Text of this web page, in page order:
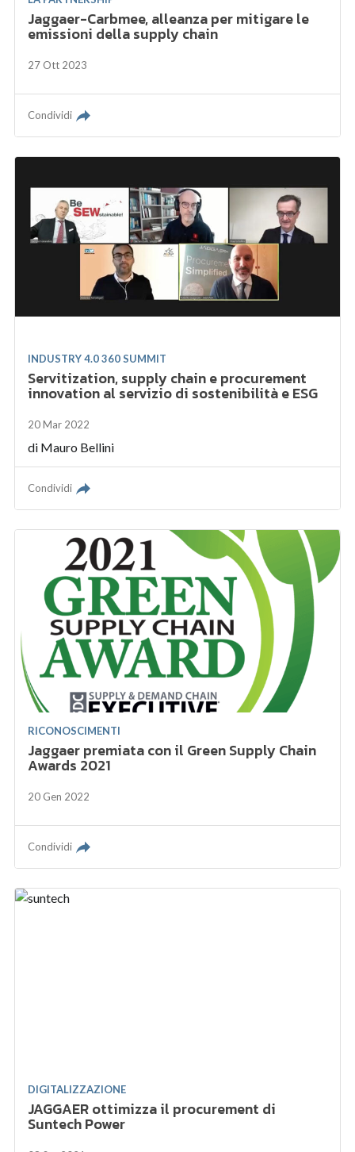
Jaggaer-Carbmee, alleanza per mitigare le
emissioni della supply chain
27 Ott 2023
Condividi
INDUSTRY 4.0 360 SUMMIT
Servitization, supply chain e procurement
innovation al servizio di sostenibilità e ESG
20 Mar 2022
di Mauro Bellini
Condividi
RICONOSCIMENTI
Jaggaer premiata con il Green Supply Chain
Awards 2021
20 Gen 2022
Condividi
DIGITALIZZAZIONE
JAGGAER ottimizza il procurement di
Suntech Power